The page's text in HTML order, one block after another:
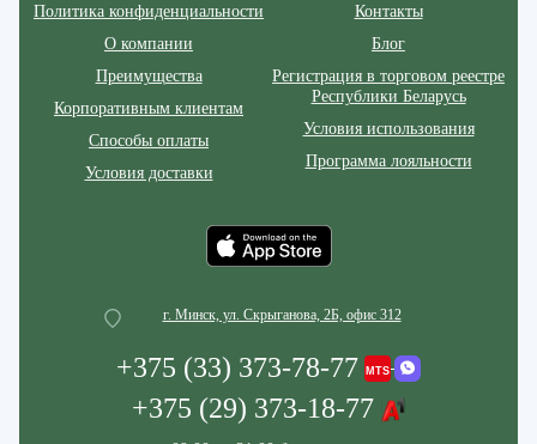
Политика конфиденциальности
О компании
Преимущества
Корпоративным клиентам
Способы оплаты
Условия доставки
Контакты
Блог
Регистрация в торговом реестре
Республики Беларусь
Условия использования
Программа лояльности
г. Минск, ул. Скрыганова, 2Б, офис 312
+375 (33) 373-78-77
+375 (29) 373-18-77